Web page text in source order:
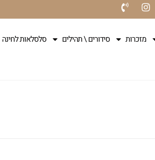
מזכרות סידורים \ תהילים סלסלאות לחינה